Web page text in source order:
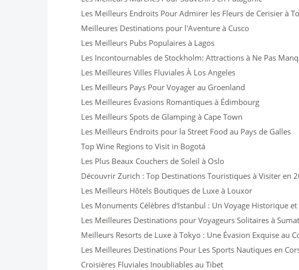
Les Meilleurs Endroits Pour Admirer les Fleurs de Cerisier à
Meilleures Destinations pour l'Aventure à Cusco
Les Meilleurs Pubs Populaires à Lagos
Les Incontournables de Stockholm: Attractions à Ne Pas
Les Meilleures Villes Fluviales À Los Angeles
Les Meilleurs Pays Pour Voyager au Groenland
Les Meilleures Évasions Romantiques à Édimbourg
Les Meilleurs Spots de Glamping à Cape Town
Les Meilleurs Endroits pour la Street Food au Pays de Galles
Top Wine Regions to Visit in Bogotá
Les Plus Beaux Couchers de Soleil à Oslo
Découvrir Zurich : Top Destinations Touristiques à Visiter en
Les Meilleurs Hôtels Boutiques de Luxe à Louxor
Les Monuments Célèbres d'Istanbul : Un Voyage Historique
Les Meilleures Destinations pour Voyageurs Solitaires à
Meilleurs Resorts de Luxe à Tokyo : Une Évasion Exquise au
Les Meilleures Destinations Pour Les Sports Nautiques en
Croisières Fluviales Inoubliables au Tibet